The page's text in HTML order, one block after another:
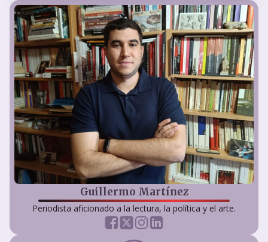
Guillermo Martínez
Periodista aficionado a la lectura, la política y el arte.